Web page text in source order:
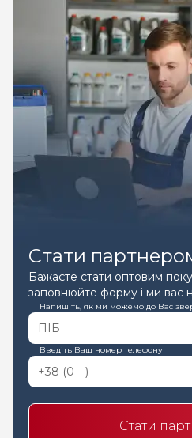
Стати
Бажаєте стати оптовим
заповнюйте форму і ми вас
Напишіть, як ми можемо до Вас
Введіть Ваш номер телефону
Стати